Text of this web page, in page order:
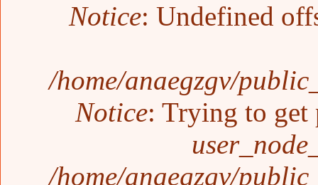
Notice: Undefined
/home/anaegzgv/
Notice: Trying to get
/home/anaegzgv/